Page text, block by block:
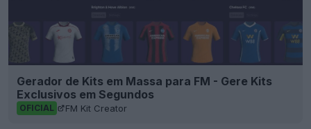
Gerador de Kits em Massa para FM - Gere Kits
Exclusivos em Segundos
OFICIAL FM Kit Creator